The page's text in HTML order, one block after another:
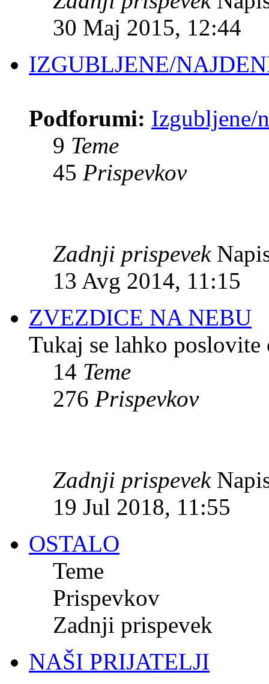
30 Maj 2015, 12:44
IZGUBLJENE/
Podforumi: Izgubljene/
9 Teme
45 Prispevkov
Zadnji prispevek
13 Avg 2014, 11:15
ZVEZDICE NA NEBU
Tukaj se lahko
14 Teme
276 Prispevkov
Zadnji prispevek
19 Jul 2018, 11:55
OSTALO
Teme
Prispevkov
Zadnji prispevek
NAŠI PRIJATELJI